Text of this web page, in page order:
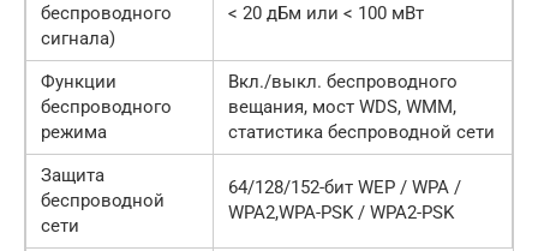
беспроводного
сигнала)
< 20 дБм или < 100 мВт
Функции
беспроводного
режима
Вкл./выкл. беспроводного
вещания, мост WDS, WMM,
статистика беспроводной сети
Защита
беспроводной
сети
64/128/152-бит WEP / WPA /
WPA2,WPA-PSK / WPA2-PSK